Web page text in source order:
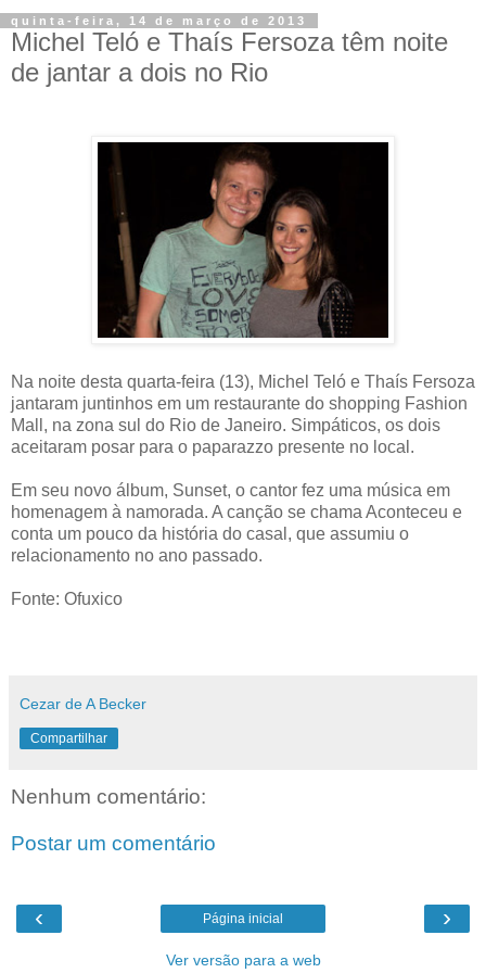
quinta-feira, 14 de março de 2013
Michel Teló e Thaís Fersoza têm noite
de jantar a dois no Rio
Na noite desta quarta-feira (13), Michel Teló e Thaís Fersoza
jantaram juntinhos em um restaurante do shopping Fashion
Mall, na zona sul do Rio de Janeiro. Simpáticos, os dois
aceitaram posar para o paparazzo presente no local.
Em seu novo álbum, Sunset, o cantor fez uma música em
homenagem à namorada. A canção se chama Aconteceu e
conta um pouco da história do casal, que assumiu o
relacionamento no ano passado.
Fonte: Ofuxico
Cezar de A Becker
Compartilhar
Nenhum comentário:
Postar um comentário
‹ ›
Página inicial
Ver versão para a web